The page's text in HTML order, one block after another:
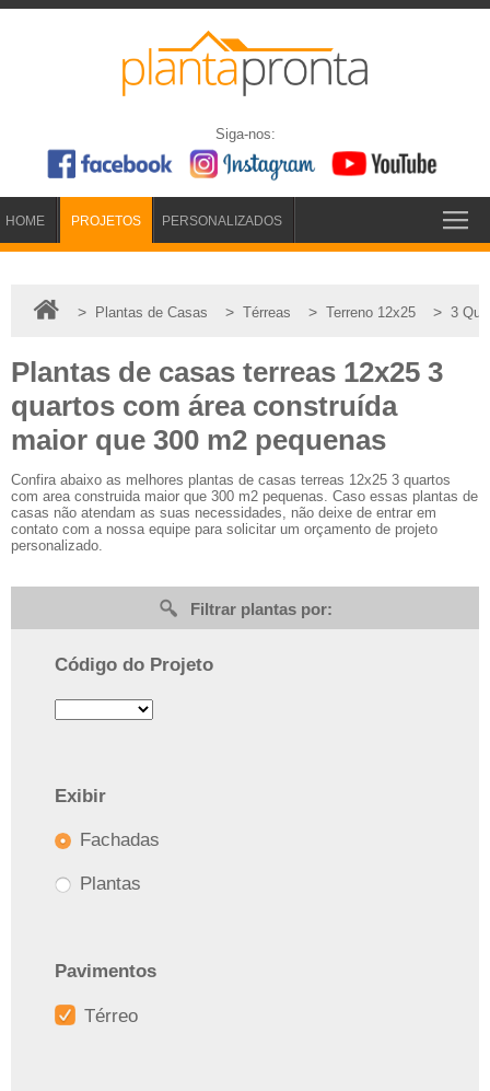
Siga-nos:
HOME PROJETOS PERSONALIZADOS
> Plantas de Casas > Térreas > Terreno 12x25 > 3
Plantas de casas terreas 12x25 3
quartos com área construída
maior que 300 m2 pequenas
Confira abaixo as melhores plantas de casas terreas 12x25 3 quartos
com area construida maior que 300 m2 pequenas. Caso essas plantas de
casas não atendam as suas necessidades, não deixe de entrar em
contato com a nossa equipe para solicitar um orçamento de projeto
personalizado.
Filtrar plantas por:
Código do Projeto
Exibir
Fachadas
Plantas
Pavimentos
Térreo